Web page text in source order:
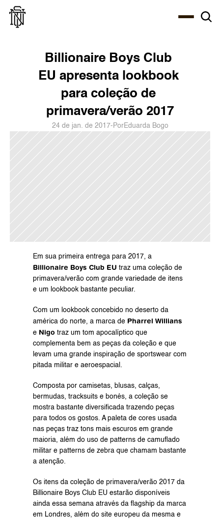
Billionaire Boys Club
EU apresenta lookbook
para coleção de
primavera/verão 2017
24 de jan. de 2017- PorEduarda Bogo
Em sua primeira entrega para 2017, a
Billionaire Boys Club EU traz uma coleção de
primavera/verão com grande variedade de itens
e um lookbook bastante peculiar.
Com um lookbook concebido no deserto da
américa do norte, a marca de Pharrel Willians
e Nigo traz um tom apocalíptico que
complementa bem as peças da coleção e que
levam uma grande inspiração de sportswear com
pitada militar e aeroespacial.
Composta por camisetas, blusas, calças,
bermudas, tracksuits e bonés, a coleção se
mostra bastante diversificada trazendo peças
para todos os gostos. A paleta de cores usada
nas peças traz tons mais escuros em grande
maioria, além do uso de patterns de camuflado
militar e patterns de zebra que chamam bastante
a atenção.
Os itens da coleção de primavera/verão 2017 da
Billionaire Boys Club EU estarão disponíveis
ainda essa semana através da flagship da marca
em Londres, além do site europeu da mesma e